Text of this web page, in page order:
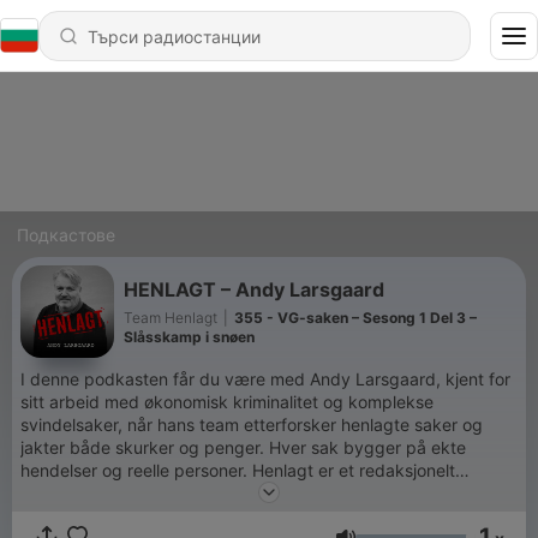
Подкастове
HENLAGT – Andy Larsgaard
Team Henlagt
355 - VG-saken – Sesong 1 Del 3 –
Slåsskamp i snøen
I denne podkasten får du være med Andy Larsgaard, kjent for
sitt arbeid med økonomisk kriminalitet og komplekse
svindelsaker, når hans team etterforsker henlagte saker og
jakter både skurker og penger. Hver sak bygger på ekte
hendelser og reelle personer. Henlagt er et redaksjonelt
medieprosjekt ledet av ansvarlig redaktør Gustav Jansen.